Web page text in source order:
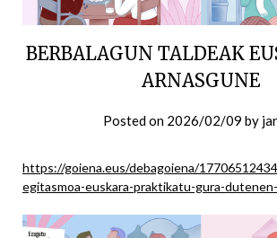
BERBALAGUN TALDEAK
ARNASGUNE
Posted on 2026/02/09 by
https://goiena.eus/debagoiena/
egitasmoa-euskara-praktikatu-gura-